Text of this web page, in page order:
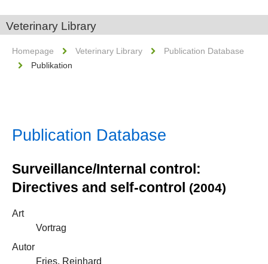
Veterinary Library
Homepage Veterinary Library
Publication Database
Publikation
Publication Database
Surveillance/Internal control:
Directives and self-control (2004)
Art
Vortrag
Autor
Fries, Reinhard